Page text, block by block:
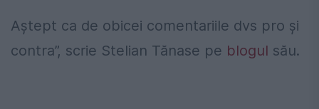
Aștept ca de obicei comentariile dvs pro și
contra”, scrie Stelian Tănase pe blogul său.